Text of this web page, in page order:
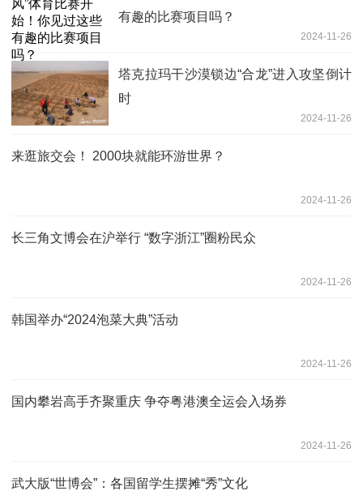
有趣的比赛项目吗？
2024-11-26
塔克拉玛干沙漠锁边“合龙”进入攻坚倒计
时
2024-11-26
来逛旅交会！ 2000块就能环游世界？
2024-11-26
长三角文博会在沪举行 “数字浙江”圈粉民众
2024-11-26
韩国举办“2024泡菜大典”活动
2024-11-26
国内攀岩高手齐聚重庆 争夺粤港澳全运会入场券
2024-11-26
武大版“世博会”：各国留学生摆摊“秀”文化